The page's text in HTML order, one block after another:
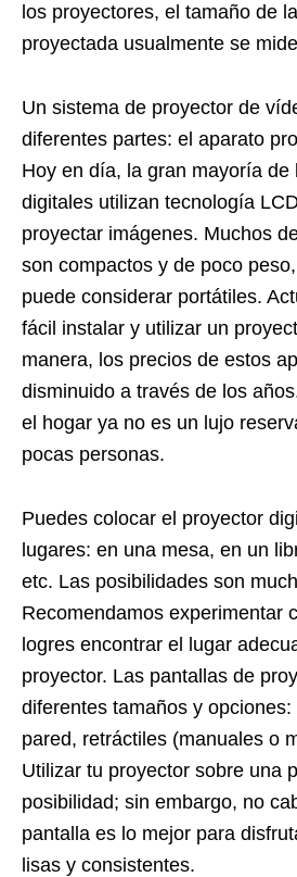
los proyectores, el tamaño de
proyectada usualmente se
Un sistema de proyector de
diferentes partes: el aparato
Hoy en día, la gran mayoría de
digitales utilizan tecnología
proyectar imágenes. Muchos
son compactos y de poco
puede considerar portátiles.
fácil instalar y utilizar un
manera, los precios de estos
disminuido a través de los
el hogar ya no es un lujo
pocas personas.
Puedes colocar el proyector
lugares: en una mesa, en un
etc. Las posibilidades son
Recomendamos experimentar
logres encontrar el lugar
proyector. Las pantallas de
diferentes tamaños y
pared, retráctiles (manuales o
Utilizar tu proyector sobre una
posibilidad; sin embargo, no
pantalla es lo mejor para
lisas y consistentes.